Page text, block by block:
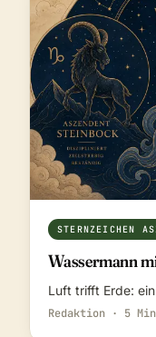
STERNZEICHEN
Wassermann
Luft trifft Erde:
Redaktion · 5 Min